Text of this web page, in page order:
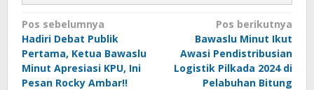
Navigasi
pos
Pos sebelumnya
Hadiri Debat Publik
Pertama, Ketua Bawaslu
Minut Apresiasi KPU, Ini
Pesan Rocky Ambar!!
Pos berikutnya
Bawaslu Minut Ikut
Awasi Pendistribusian
Logistik Pilkada 2024 di
Pelabuhan Bitung